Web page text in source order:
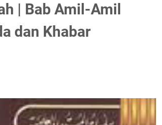
| Bab Amil-Amil
dan Khabar